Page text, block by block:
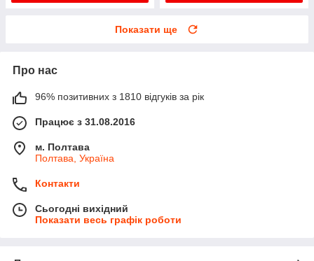
Показати ще
Про нас
96% позитивних з 1810 відгуків за рік
Працює з 31.08.2016
м. Полтава
Полтава, Україна
Контакти
Сьогодні вихідний
Показати весь графік роботи